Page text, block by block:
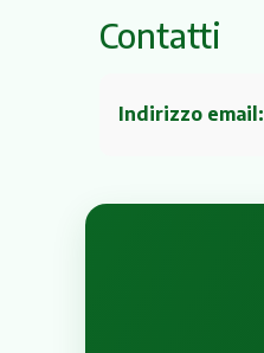
Contatti
Indirizzo email: